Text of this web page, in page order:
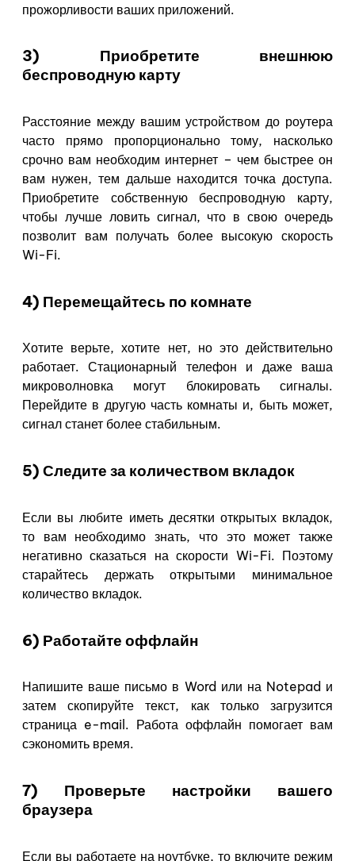
прожорливости ваших приложений.
3) Приобретите внешнюю
беспроводную карту
Расстояние между вашим устройством до роутера
часто прямо пропорционально тому, насколько
срочно вам необходим интернет – чем быстрее он
вам нужен, тем дальше находится точка доступа.
Приобретите собственную беспроводную карту,
чтобы лучше ловить сигнал, что в свою очередь
позволит вам получать более высокую скорость
Wi-Fi.
4) Перемещайтесь по комнате
Хотите верьте, хотите нет, но это действительно
работает. Стационарный телефон и даже ваша
микроволновка могут блокировать сигналы.
Перейдите в другую часть комнаты и, быть может,
сигнал станет более стабильным.
5) Следите за количеством вкладок
Если вы любите иметь десятки открытых вкладок,
то вам необходимо знать, что это может также
негативно сказаться на скорости Wi-Fi. Поэтому
старайтесь держать открытыми минимальное
количество вкладок.
6) Работайте оффлайн
Напишите ваше письмо в Word или на Notepad и
затем скопируйте текст, как только загрузится
страница e-mail. Работа оффлайн помогает вам
сэкономить время.
7) Проверьте настройки вашего
браузера
Если вы работаете на ноутбуке, то включите режим